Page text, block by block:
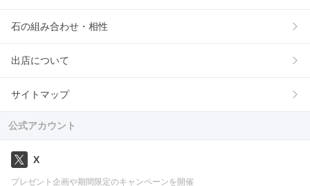
石の組み合わせ・相性
出店について
サイトマップ
公式アカウント
X
プレゼント企画や期間限定のキャンペーンを開催